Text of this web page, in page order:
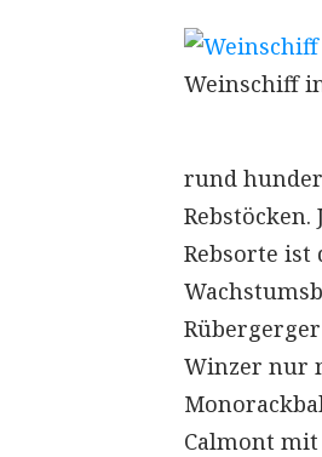
Weinschiff
rund
Rebsorte ist
Winzer nur
Calmont mit